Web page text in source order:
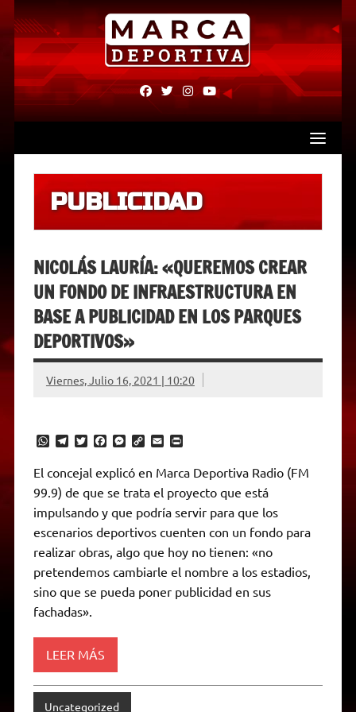
Skip
content
fab
fa-
fab
fa-
fab fab
PUBLICIDAD
NICOLÁS LAURÍA: «QUEREMOS CREAR
UN FONDO DE INFRAESTRUCTURA EN
BASE A PUBLICIDAD EN LOS PARQUES
DEPORTIVOS»
Viernes, Julio 16, 2021 | 10:20
W
t
s
p
p
T
e
g
a
m
T
i
t
t
e
r
F
e
b
o
k
M
s
e
g
e
C
y
L
n
k
E
a
i
l
P
n
t
F
r
i
n
d
l
y
El concejal explicó en Marca Deportiva Radio (FM
99.9) de que se trata el proyecto que está
impulsando y que podría servir para que los
escenarios deportivos cuenten con un fondo para
realizar obras, algo que hoy no tienen: «no
pretendemos cambiarle el nombre a los estadios,
sino que se pueda poner publicidad en sus
fachadas».
LEER MÁS
Uncategorized